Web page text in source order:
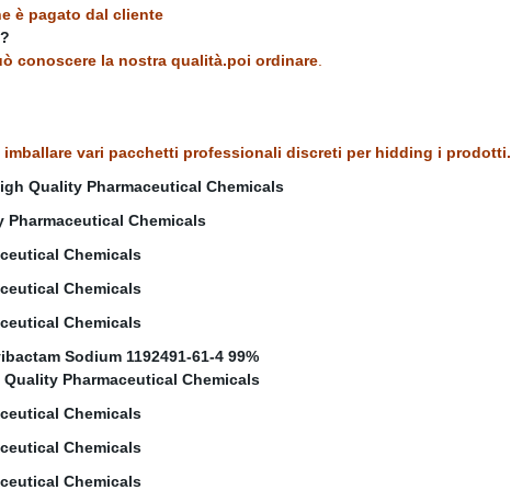
è pagato dal cliente
conoscere la nostra qualità.poi ordinare
vari pacchetti professionali discreti per hidding i prodotti.